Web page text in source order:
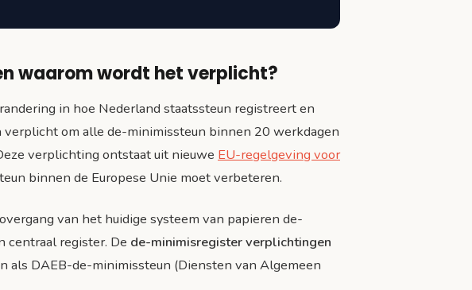
waarom wordt het verplicht?
in hoe Nederland staatssteun registreert en
om alle de-minimissteun binnen 20 werkdagen
verplichting ontstaat uit nieuwe EU-regelgeving voor
binnen de Europese Unie moet verbeteren.
van het huidige systeem van papieren de-
centraal register. De de-minimisregister verplichtingen
als DAEB-de-minimissteun (Diensten van Algemeen